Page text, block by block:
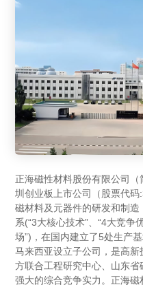
正海磁性材料股份有限公司
圳创业板上市公司（股票代
磁材料及元器件的研发和制造
系(“3大核心技术”、“4大竞争
场”)，在国内建立了5处生产
马来西亚设立子公司，是高
方联合工程研究中心、山东
强大的综合竞争实力。正海